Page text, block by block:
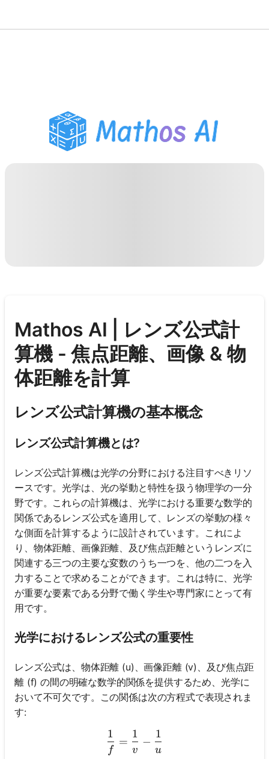
PDF宿題ヘルパー
学習ツール
Mathos AI | レンズ公式計
算機 - 焦点距離、画像 & 物
体距離を計算
レンズ公式計算機の基本概念
レンズ公式計算機とは?
レンズ公式計算機は光学の分野における注目すべきリソ
ースです。光学は、光の挙動と特性を扱う物理学の一分
野です。これらの計算機は、光学における重要な数学的
関係であるレンズ公式を適用して、レンズの挙動の様々
な側面を計算するように設計されています。これによ
り、物体距離、画像距離、及び焦点距離というレンズに
関連する三つの主要な変数のうち一つを、他の二つを入
力することで求めることができます。これは特に、光学
が重要な要素である分野で働く学生や専門家にとって有
用です。
光学におけるレンズ公式の重要性
レンズ公式は、物体距離 (u)、画像距離 (v)、及び焦点距
離 (f) の間の明確な数学的関係を提供するため、光学に
おいて不可欠です。この関係は次の方程式で表現されま
す:
\frac{1}{f} = \frac{1}{v}
f
1
=
v
1
−
u
1